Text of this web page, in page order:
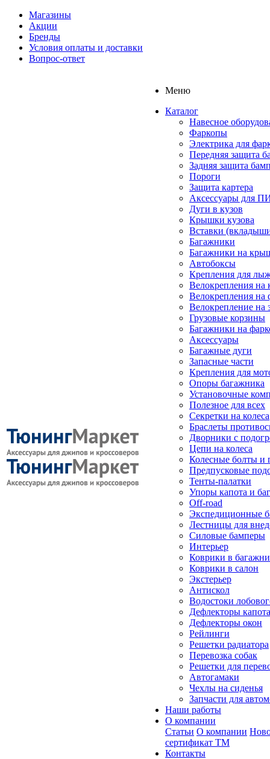
Магазины
Акции
Бренды
Условия оплаты и доставки
Вопрос-ответ
Меню
Каталог
Навесное
Фаркопы
Электрика для
Передняя защита
Задняя защита
Пороги
Защита картера
Аксессуары для
Дуги в кузов
Крышки кузова
Вставки
Багажники
Багажники на
Автобоксы
Крепления для
Велокрепления
Велокрепления на
Велокрепление на
Грузовые корзины
Багажники на
Аксессуары
Багажные дуги
Запасные части
Крепления для
Опоры багажника
Установочные
Полезное для всех
Секретки на колеса
Браслеты
Дворники с
Цепи на колеса
Колесные болты и
Предпусковые
Тенты-палатки
Упоры капота и
Off-road
Экспедиционные
Лестницы для
Силовые бамперы
Интерьер
Коврики в
Коврики в салон
Экстерьер
Антискол
Водостоки
Дефлекторы капота
Дефлекторы окон
Рейлинги
Решетки радиатора
Перевозка собак
Решетки для
Автогамаки
Чехлы на сиденья
Запчасти для
Наши работы
О компании
Статьи О компании
сертификат ТМ
Контакты